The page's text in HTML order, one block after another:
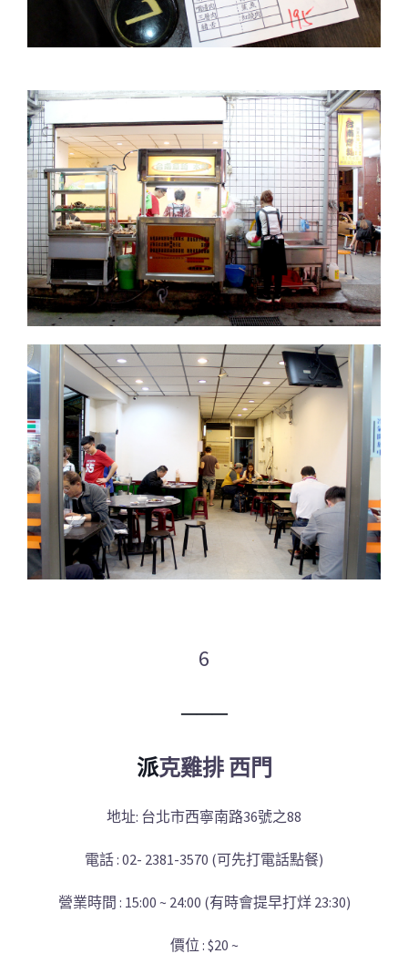
6
───
派克雞排 西門
地址: 台北市西寧南路36號之88
電話 : 02- 2381-3570 (可先打電話點餐)
營業時間 : 15:00 ~ 24:00 (有時會提早打烊 23:30)
價位 : $20 ~